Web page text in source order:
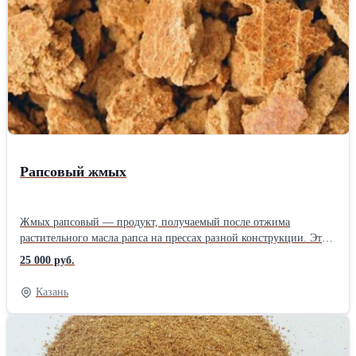
витаминов В1, а именно: рибофлавина, холина, никотиновой
кислоты, кобаламина. В ней содержатся некоторые не
идентифицированные экстрактивные полезные факторы, такие
как кишечный ростовой фактор из желудочно-кишечного тракта
свиней, фактор Аккермана, ростовой фактор, присутствующий в
золе. Отгрузка по России. Возможна доставка своим
автотранспортом. Ждем Ваших звонков!
Рапсовый жмых
Жмых рапсовый — продукт, получаемый после отжима
растительного масла рапса на прессах разной конструкции. Это
полезный питательный корм для сельскохозяйственных
животных, который содержит много белка (протеина) — от 34
до 40%. Он выпускается в виде «ракушки», «дробленки» или в
форме гранул светло-коричневого или серого цвета. Это
легкоусвояемая высокоэнергетическая кормовая добавка, которую
можно давать как молодняку, так и взрослым особям. Кроме
белковых соединений жмых рапсовый богат фосфатидами и
25 000 руб.
Казань